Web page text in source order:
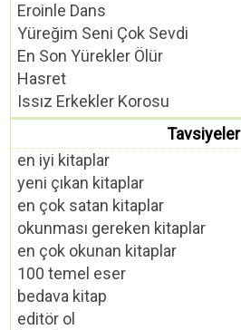
Eroinle Dans
Yüreğim Seni Çok Sevdi
En Son Yürekler Ölür
Hasret
Issız Erkekler Korosu
Tavsiyeler
en iyi kitaplar
yeni çıkan kitaplar
en çok satan kitaplar
okunması gereken kitaplar
en çok okunan kitaplar
100 temel eser
bedava kitap
editör ol